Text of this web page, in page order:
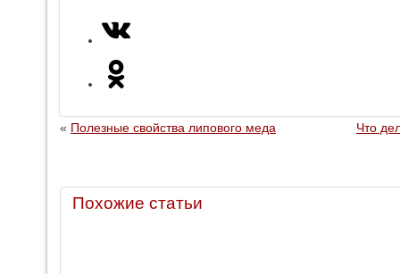
« Полезные свойства липового меда Что
Похожие статьи